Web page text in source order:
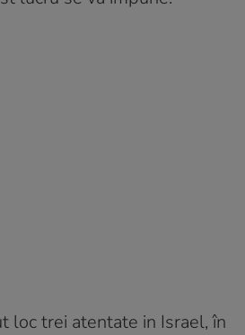
loc trei atentate in Israel, în